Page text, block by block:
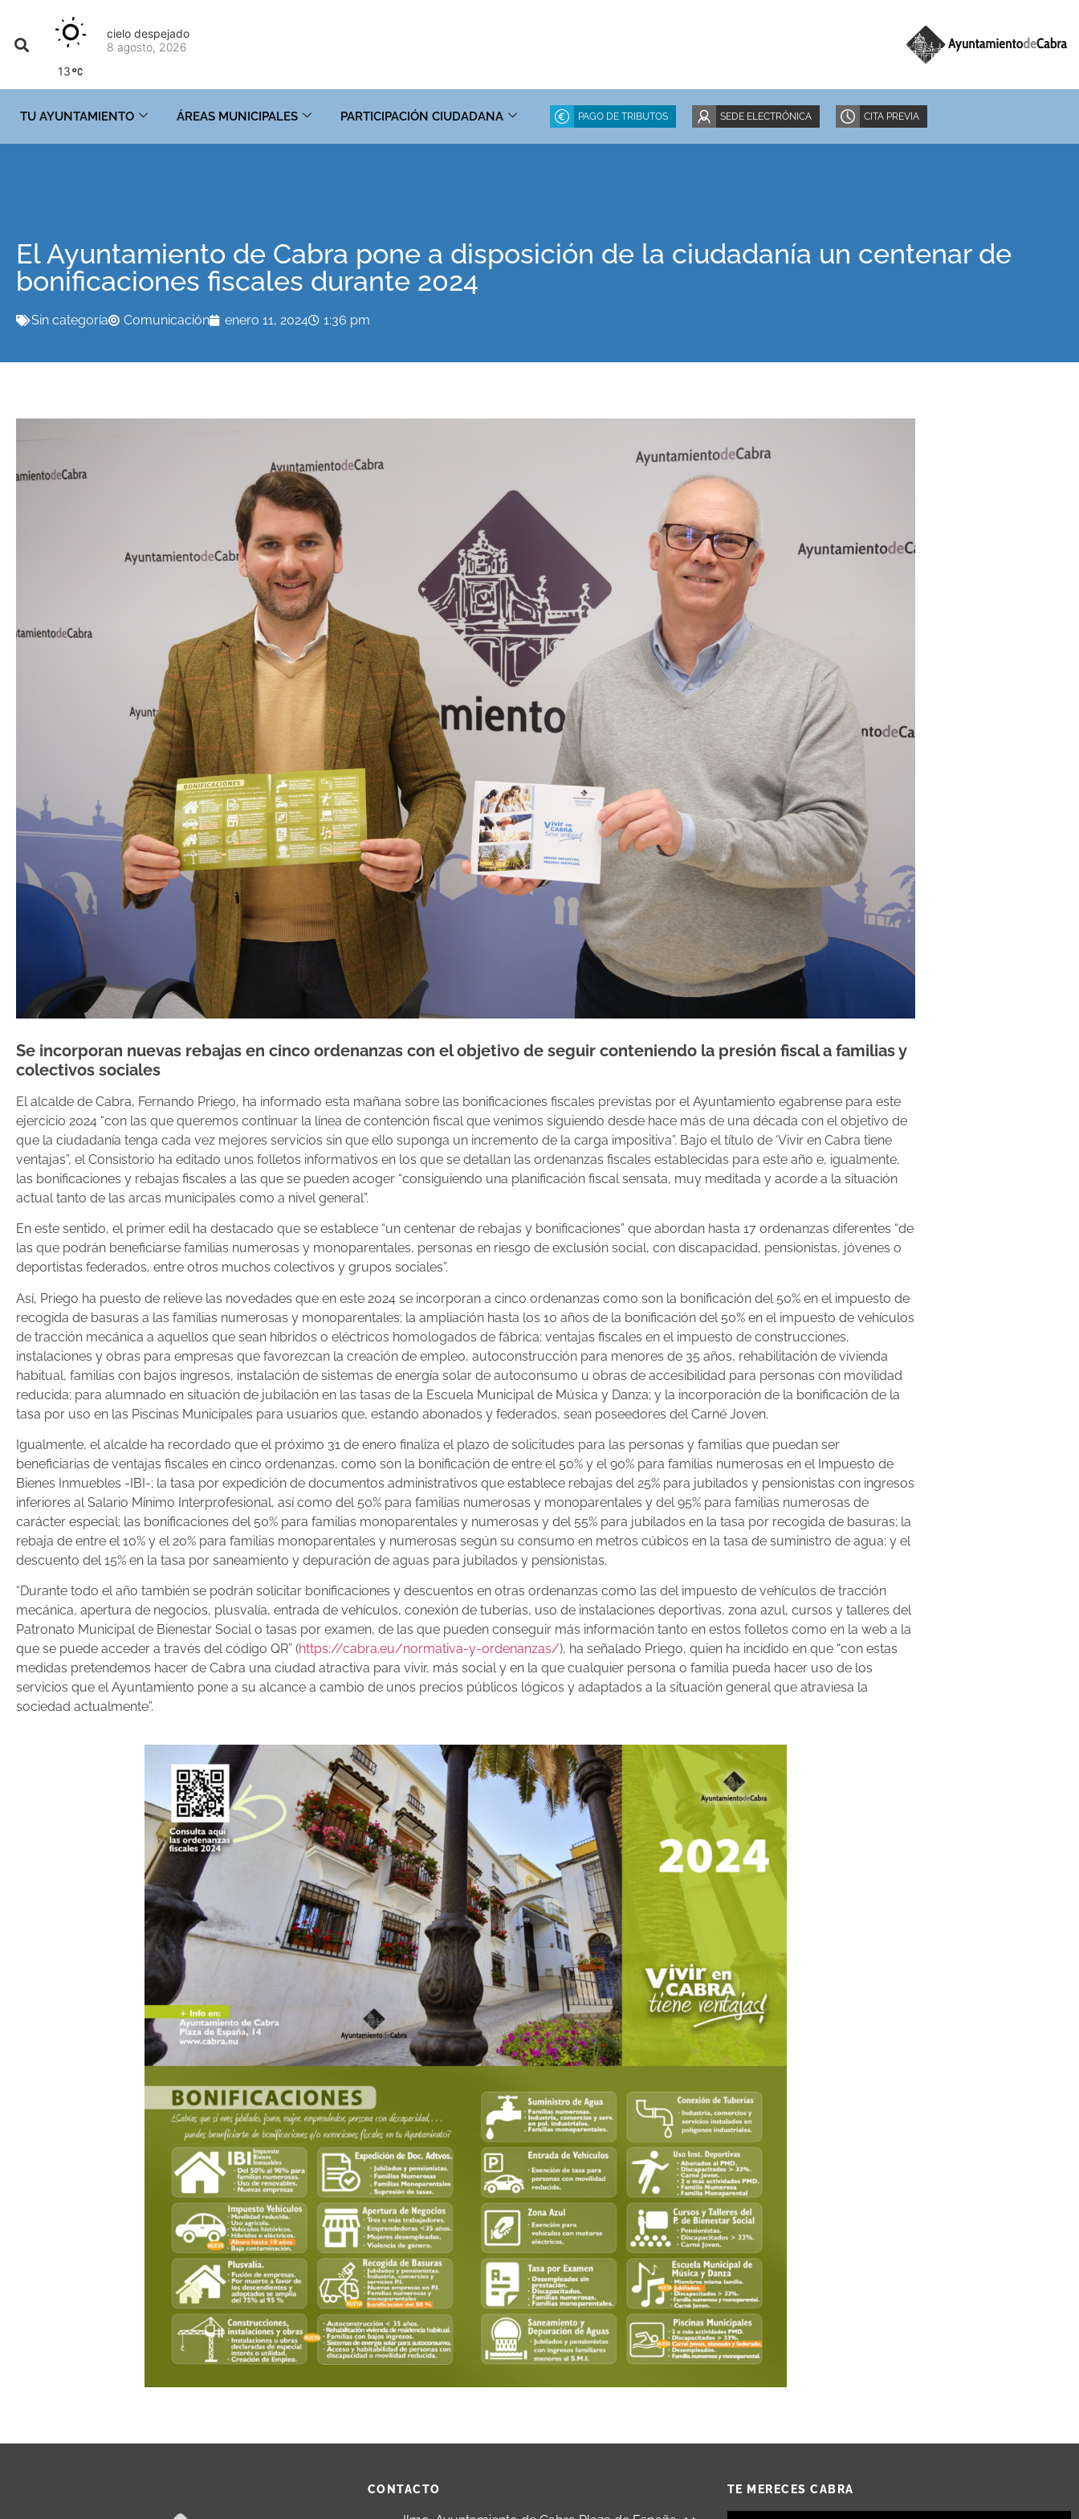
13
cielo despejado
8 agosto, 2026
TU AYUNTAMIENTO ÁREAS MUNICIPALES PARTICIPACIÓN CIUDADANA PAGO DE TRIBUTOS SEDE ELECTRÓNICA CITA PREVIA
El Ayuntamiento de Cabra pone a disposición de la ciudadanía un centenar de
bonificaciones fiscales durante 2024
Sin categoría Comunicación enero 11, 2024 1:36 pm
Se incorporan nuevas rebajas en cinco ordenanzas con el objetivo de seguir conteniendo la presión fiscal a familias y
colectivos sociales
El alcalde de Cabra, Fernando Priego, ha informado esta mañana sobre las bonificaciones fiscales previstas por el Ayuntamiento egabrense para este
ejercicio 2024 “con las que queremos continuar la línea de contención fiscal que venimos siguiendo desde hace más de una década con el objetivo de
que la ciudadanía tenga cada vez mejores servicios sin que ello suponga un incremento de la carga impositiva”. Bajo el título de ‘Vivir en Cabra tiene
ventajas”, el Consistorio ha editado unos folletos informativos en los que se detallan las ordenanzas fiscales establecidas para este año e, igualmente,
las bonificaciones y rebajas fiscales a las que se pueden acoger “consiguiendo una planificación fiscal sensata, muy meditada y acorde a la situación
actual tanto de las arcas municipales como a nivel general”.
En este sentido, el primer edil ha destacado que se establece “un centenar de rebajas y bonificaciones” que abordan hasta 17 ordenanzas diferentes “de
las que podrán beneficiarse familias numerosas y monoparentales, personas en riesgo de exclusión social, con discapacidad, pensionistas, jóvenes o
deportistas federados, entre otros muchos colectivos y grupos sociales”.
Así, Priego ha puesto de relieve las novedades que en este 2024 se incorporan a cinco ordenanzas como son la bonificación del 50% en el impuesto de
recogida de basuras a las familias numerosas y monoparentales; la ampliación hasta los 10 años de la bonificación del 50% en el impuesto de vehículos
de tracción mecánica a aquellos que sean híbridos o eléctricos homologados de fábrica; ventajas fiscales en el impuesto de construcciones,
instalaciones y obras para empresas que favorezcan la creación de empleo, autoconstrucción para menores de 35 años, rehabilitación de vivienda
habitual, familias con bajos ingresos, instalación de sistemas de energía solar de autoconsumo u obras de accesibilidad para personas con movilidad
reducida; para alumnado en situación de jubilación en las tasas de la Escuela Municipal de Música y Danza; y la incorporación de la bonificación de la
tasa por uso en las Piscinas Municipales para usuarios que, estando abonados y federados, sean poseedores del Carné Joven.
Igualmente, el alcalde ha recordado que el próximo 31 de enero finaliza el plazo de solicitudes para las personas y familias que puedan ser
beneficiarias de ventajas fiscales en cinco ordenanzas, como son la bonificación de entre el 50% y el 90% para familias numerosas en el Impuesto de
Bienes Inmuebles -IBI-; la tasa por expedición de documentos administrativos que establece rebajas del 25% para jubilados y pensionistas con ingresos
inferiores al Salario Mínimo Interprofesional, así como del 50% para familias numerosas y monoparentales y del 95% para familias numerosas de
carácter especial; las bonificaciones del 50% para familias monoparentales y numerosas y del 55% para jubilados en la tasa por recogida de basuras; la
rebaja de entre el 10% y el 20% para familias monoparentales y numerosas según su consumo en metros cúbicos en la tasa de suministro de agua; y el
descuento del 15% en la tasa por saneamiento y depuración de aguas para jubilados y pensionistas.
“Durante todo el año también se podrán solicitar bonificaciones y descuentos en otras ordenanzas como las del impuesto de vehículos de tracción
mecánica, apertura de negocios, plusvalía, entrada de vehículos, conexión de tuberías, uso de instalaciones deportivas, zona azul, cursos y talleres del
Patronato Municipal de Bienestar Social o tasas por examen, de las que pueden conseguir más información tanto en estos folletos como en la web a la
que se puede acceder a través del código QR” (https://cabra.eu/normativa-y-ordenanzas/), ha señalado Priego, quien ha incidido en que “con estas
medidas pretendemos hacer de Cabra una ciudad atractiva para vivir, más social y en la que cualquier persona o familia pueda hacer uso de los
servicios que el Ayuntamiento pone a su alcance a cambio de unos precios públicos lógicos y adaptados a la situación general que atraviesa la
sociedad actualmente”.
CONTACTO TE MERECES CABRA